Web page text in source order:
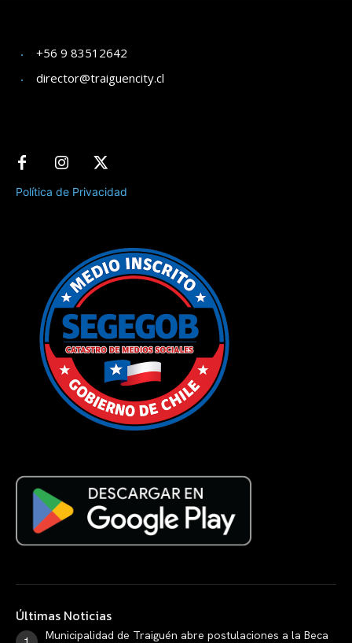
+56 9 83512642
director@traiguencity.cl
Política de Privacidad
Últimas Noticias
Municipalidad de Traiguén abre postulaciones a la Beca